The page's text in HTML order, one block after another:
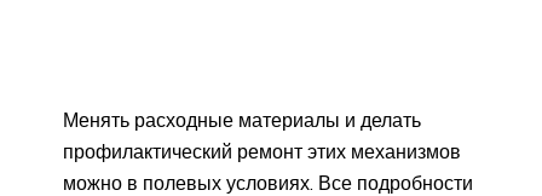
Менять расходные материалы и делать
профилактический ремонт этих механизмов
можно в полевых условиях. Все подробности